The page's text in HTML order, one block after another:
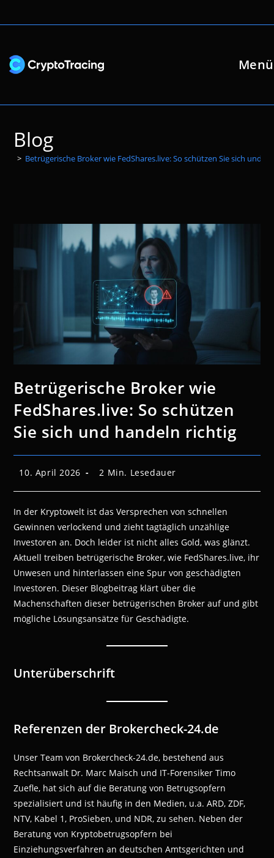
Inhalt
Menü
Blog
> Betrügerische Broker wie FedShares.live: So schützen Sie sich und
Betrügerische Broker wie
FedShares.live: So schützen
Sie sich und handeln richtig
Beitrag
10. April 2026 Lesedauer:
2 Min. Lesedauer
In der Kryptowelt ist das Versprechen von schnellen
Gewinnen verlockend und zieht tagtäglich unzählige
Investoren an. Doch leider ist nicht alles Gold, was glänzt.
Aktuell treiben betrügerische Broker, wie FedShares.live, ihr
Unwesen und hinterlassen eine Spur von geschädigten
Investoren. Dieser Blogbeitrag klärt über die
Machenschaften dieser betrügerischen Broker auf und gibt
mögliche Lösungsansätze für Geschädigte.
Unterüberschrift
Referenzen der Brokercheck-24.de
Unser Team von Brokercheck-24.de, bestehend aus
Rechtsanwalt Dr. Marc Maisch und IT-Forensiker Timo
Zuefle, hat sich auf die Beratung von Betrugsopfern
spezialisiert und ist häufig in den Medien, u.a. ARD, ZDF,
NTV, Kabel 1, ProSieben, und NDR, zu sehen. Neben der
Beratung von Kryptobetrugsopfern bei
Einziehungsverfahren an deutschen Amtsgerichten und